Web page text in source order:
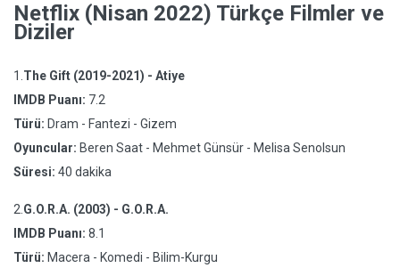
Netflix (Nisan 2022) Türkçe Filmler ve
Diziler
1. The Gift (2019-2021) - Atiye
IMDB Puanı: 7.2
Türü: Dram - Fantezi - Gizem
Oyuncular: Beren Saat - Mehmet Günsür - Melisa Senolsun
Süresi: 40 dakika
2. G.O.R.A. (2003) - G.O.R.A.
IMDB Puanı: 8.1
Türü: Macera - Komedi - Bilim-Kurgu